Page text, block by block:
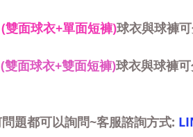
雙面球衣+單面短褲)球衣與球褲
雙面球衣+雙面短褲)球衣與球褲
題都可以詢問~客服諮詢方式: